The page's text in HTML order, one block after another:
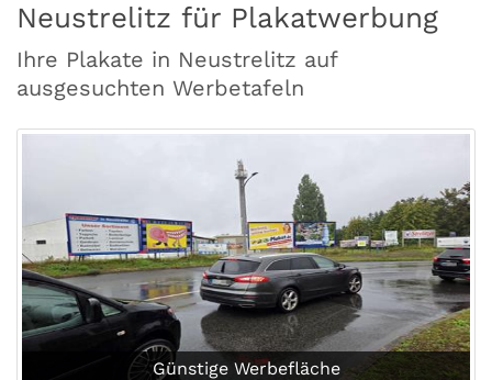
Neustrelitz für Plakatwerbung
Ihre Plakate in Neustrelitz auf
ausgesuchten Werbetafeln
Günstige Werbefläche